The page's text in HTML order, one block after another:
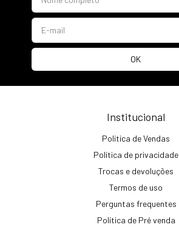
Institucional
Política de Vendas
Política de privacidade
Trocas e devoluções
Termos de uso
Perguntas frequentes
Política de Pré venda